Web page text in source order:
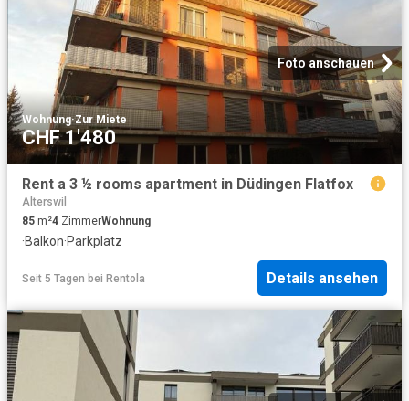
Foto anschauen
Wohnung·Zur Miete
CHF 1'480
Rent a 3 ½ rooms apartment in Düdingen Flatfox
Alterswil
85 m²4 ZimmerWohnung
·Balkon·Parkplatz
Seit 5 Tagen bei Rentola Details ansehen